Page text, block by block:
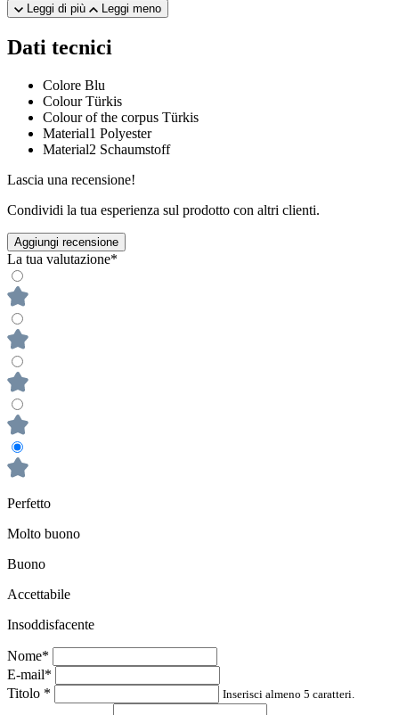
Leggi di più Leggi meno
Dati tecnici
Colore Blu
Colour Türkis
Colour of the corpus Türkis
Material1 Polyester
Material2 Schaumstoff
Lascia una recensione!
Condividi la tua esperienza sul prodotto con altri clienti.
Aggiungi recensione
La tua valutazione*
Perfetto
Molto buono
Buono
Accettabile
Insoddisfacente
Nome*
E-mail*
Titolo * Inserisci almeno 5 caratteri.